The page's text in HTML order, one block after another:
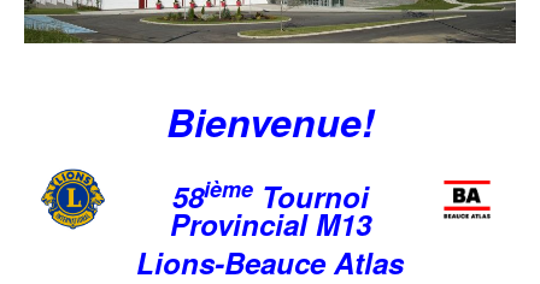
Bienvenue!
58ièmeTournoi
Provincial M13
Lions-Beauce Atlas